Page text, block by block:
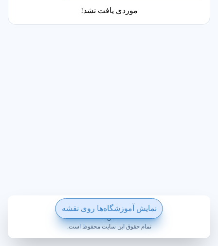
موردی یافت نشد!
نمایش آموزشگاه‌ها روی نقشه
ساخته شده با ❤️ در ویکی پلاس
تمام حقوق این سایت محفوظ است.